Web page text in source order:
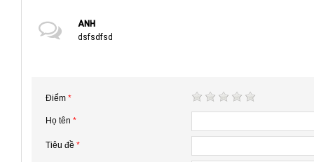
ANH
dsfsdfsd
Điểm *
Họ tên *
Tiêu đề *